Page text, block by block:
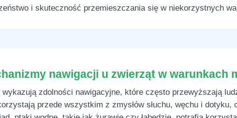
i skuteczność przemieszczania się w niekorzystnych
nawigacji u zwierząt w warunkach
zdolności nawigacyjne, które często przewyższają
przede wszystkim z zmysłów słuchu, węchu i